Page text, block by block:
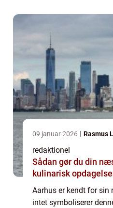
09 januar 2026 Rasmus
redaktionel
Sådan gør du din
kulinarisk
Aarhus er kendt for sin
intet symboliserer